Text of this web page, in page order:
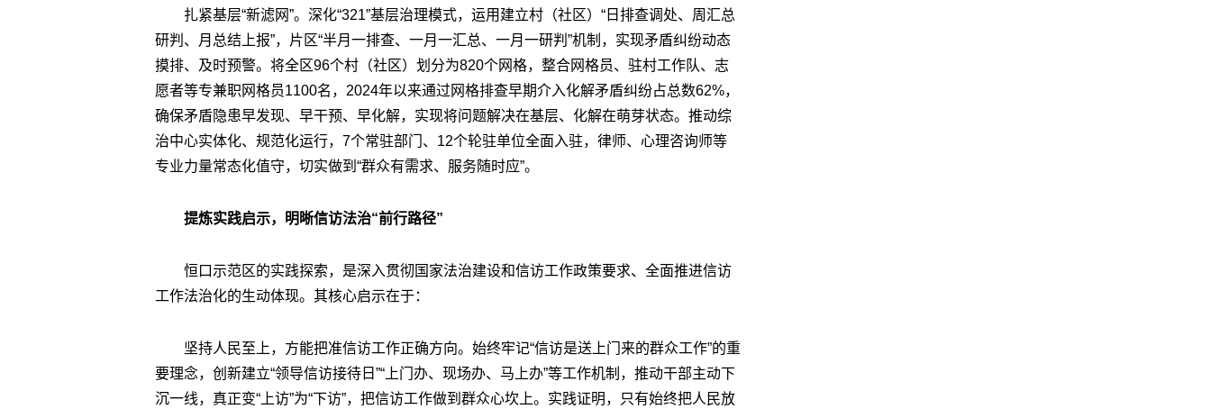
扎紧基层“新滤网”。深化“321”基层治理模式，运用建立村（社区）“日排查调处、周汇总
研判、月总结上报”，片区“半月一排查、一月一汇总、一月一研判”机制，实现矛盾纠纷动态
摸排、及时预警。将全区96个村（社区）划分为820个网格，整合网格员、驻村工作队、志
愿者等专兼职网格员1100名，2024年以来通过网格排查早期介入化解矛盾纠纷占总数62%，
确保矛盾隐患早发现、早干预、早化解，实现将问题解决在基层、化解在萌芽状态。推动综
治中心实体化、规范化运行，7个常驻部门、12个轮驻单位全面入驻，律师、心理咨询师等
专业力量常态化值守，切实做到“群众有需求、服务随时应”。
提炼实践启示，明晰信访法治“前行路径”
恒口示范区的实践探索，是深入贯彻国家法治建设和信访工作政策要求、全面推进信访
工作法治化的生动体现。其核心启示在于：
坚持人民至上，方能把准信访工作正确方向。始终牢记“信访是送上门来的群众工作”的重
要理念，创新建立“领导信访接待日”“上门办、现场办、马上办”等工作机制，推动干部主动下
沉一线，真正变“上访”为“下访”，把信访工作做到群众心坎上。实践证明，只有始终把人民放